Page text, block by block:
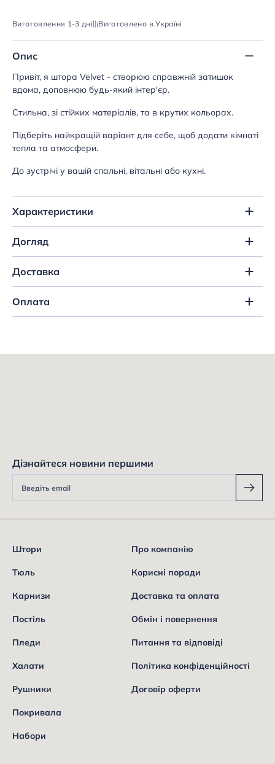
Виготовлення 1-3 дні Виготовлено в Україні
Опис
Привіт, я штора Velvet - створюю справжній затишок
вдома, доповнюю будь-який інтер'єр.
Стильна, зі стійких матеріалів, та в крутих кольорах.
Підберіть найкращій варіант для себе, щоб додати кімнаті
тепла та атмосфери.
До зустрічі у вашій спальні, вітальні або кухні.
Характеристики
Догляд
Доставка
Оплата
Дізнайтеся новини першими
Штори
Тюль
Карнизи
Постіль
Пледи
Халати
Рушники
Покривала
Набори
Про компанію
Корисні поради
Доставка та оплата
Обмін і повернення
Питання та відповіді
Політика конфіденційності
Договір оферти